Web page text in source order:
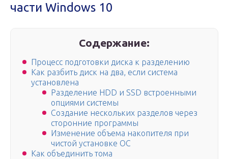
части Windows 10
Содержание:
Процесс подготовки диска к разделению
Как разбить диск на два, если система
установлена
Разделение HDD и SSD встроенными
опциями системы
Создание нескольких разделов через
сторонние программы
Изменение объема накопителя при
чистой установке ОС
Как объединить тома